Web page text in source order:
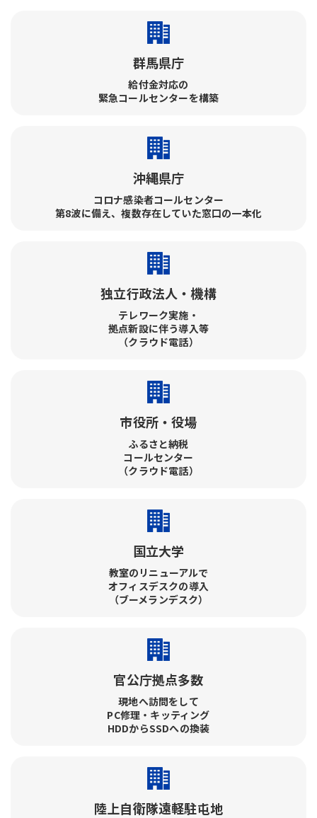
群馬県庁
給付金対応の
緊急コールセンターを構築
沖縄県庁
コロナ感染者コールセンター​
第8波に備え、複数存在していた窓口の一本化
独立行政法人・機構
テレワーク実施・​
拠点新設に伴う導入等
（クラウド電話）
市役所・役場
ふるさと納税​
コールセンター​
（クラウド電話）
国立大学
教室のリニューアルで​
オフィスデスクの導入​
（ブーメランデスク）
官公庁拠点多数
現地へ訪問をして​
PC修理・キッティング​
HDDからSSDへの換装
陸上自衛隊遠軽駐屯地